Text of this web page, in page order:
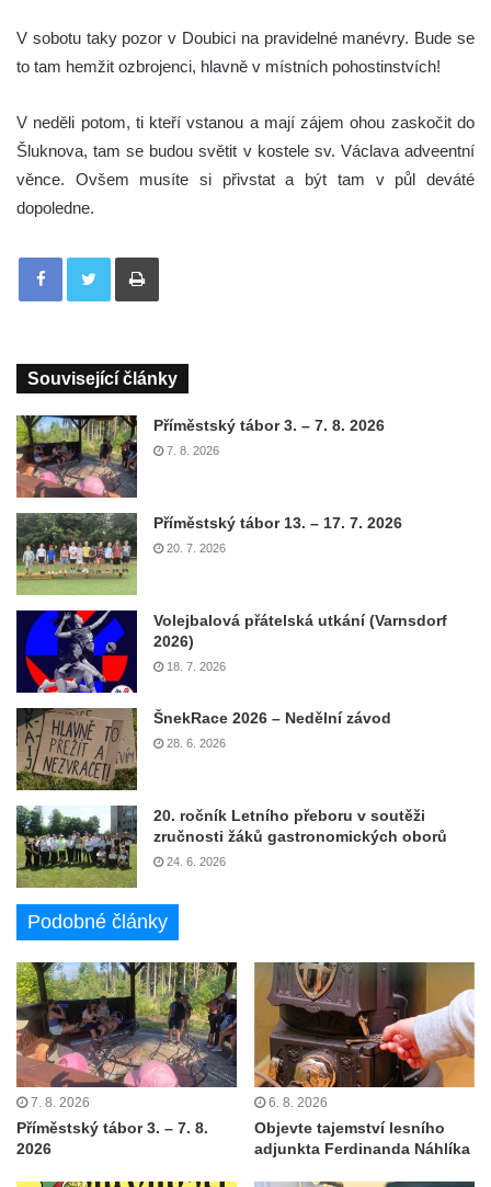
V sobotu taky pozor v Doubici na pravidelné manévry. Bude se
to tam hemžit ozbrojenci, hlavně v místních pohostinstvích!
V neděli potom, ti kteří vstanou a mají zájem ohou zaskočit do
Šluknova, tam se budou světit v kostele sv. Václava adveentní
věnce. Ovšem musíte si přivstat a být tam v půl deváté
dopoledne.
Tisknout
Související články
Příměstský tábor 3. – 7. 8. 2026
7. 8. 2026
Příměstský tábor 13. – 17. 7. 2026
20. 7. 2026
Volejbalová přátelská utkání (Varnsdorf
2026)
18. 7. 2026
ŠnekRace 2026 – Nedělní závod
28. 6. 2026
20. ročník Letního přeboru v soutěži
zručnosti žáků gastronomických oborů
24. 6. 2026
Podobné články
7. 8. 2026
Příměstský tábor 3. – 7. 8.
2026
6. 8. 2026
Objevte tajemství lesního
adjunkta Ferdinanda Náhlíka